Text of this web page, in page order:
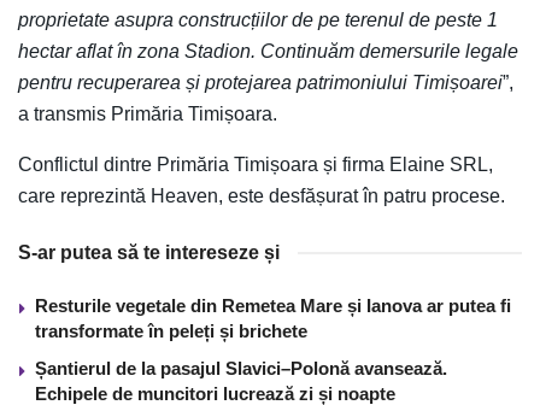
proprietate asupra construcțiilor de pe terenul de peste 1
hectar aflat în zona Stadion. Continuăm demersurile legale
pentru recuperarea și protejarea patrimoniului Timișoarei”,
a transmis Primăria Timișoara.
Conflictul dintre Primăria Timișoara și firma Elaine SRL,
care reprezintă Heaven, este desfășurat în patru procese.
S-ar putea să te intereseze și
Resturile vegetale din Remetea Mare și Ianova ar putea fi
transformate în peleți și brichete
Șantierul de la pasajul Slavici–Polonă avansează.
Echipele de muncitori lucrează zi și noapte